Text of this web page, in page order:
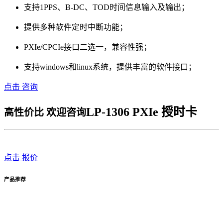
支持1PPS、B-DC、TOD时间信息输入及输出；
提供多种软件定时中断功能；
PXIe/CPCIe接口二选一，兼容性强；
支持windows和linux系统，提供丰富的软件接口；
点击 咨询
高性价比 欢迎咨询LP-1306 PXIe 授时卡
点击 报价
产品推荐